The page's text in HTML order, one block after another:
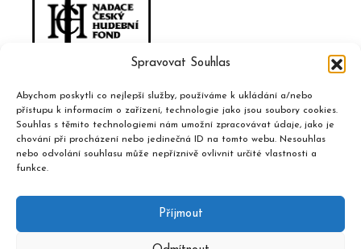
Spravovat Souhlas
Abychom poskytli co nejlepší služby, používáme k ukládání a/nebo
přístupu k informacím o zařízení, technologie jako jsou soubory cookies.
Souhlas s těmito technologiemi nám umožní zpracovávat údaje, jako je
chování při procházení nebo jedinečná ID na tomto webu. Nesouhlas
nebo odvolání souhlasu může nepříznivě ovlivnit určité vlastnosti a
funkce.
Příjmout